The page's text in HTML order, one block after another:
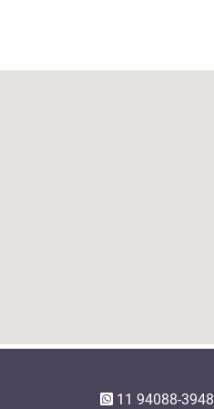
11 94088-3948